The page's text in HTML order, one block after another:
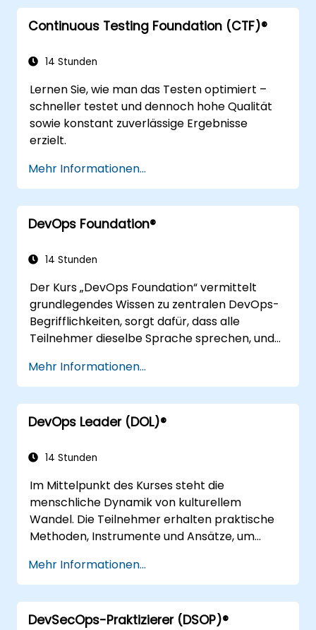
Continuous Testing Foundation (CTF)®
14 Stunden
Lernen Sie, wie man das Testen optimiert –
schneller testet und dennoch hohe Qualität
sowie konstant zuverlässige Ergebnisse
erzielt.
Mehr Informationen...
DevOps Foundation®
14 Stunden
Der Kurs „DevOps Foundation“ vermittelt
grundlegendes Wissen zu zentralen DevOps-
Begrifflichkeiten, sorgt dafür, dass alle
Teilnehmer dieselbe Sprache sprechen, und
DevOps im Hinblick auf unternehmensweiten
Erfolg.
Mehr Informationen...
DevOps Leader (DOL)®
14 Stunden
Im Mittelpunkt des Kurses steht die
menschliche Dynamik von kulturellem
Wandel. Die Teilnehmer erhalten praktische
Methoden, Instrumente und Ansätze, um
DevOps zu motivieren – anhand realer
Beispiele und Fallstudien. Nach Abschluss des
Kurses verfügen sie über konkrete Ergebnisse,
die sie direkt am Arbeitsplatz nutzen können,
Mehr Informationen...
DevSecOps-Praktizierer (DSOP)®